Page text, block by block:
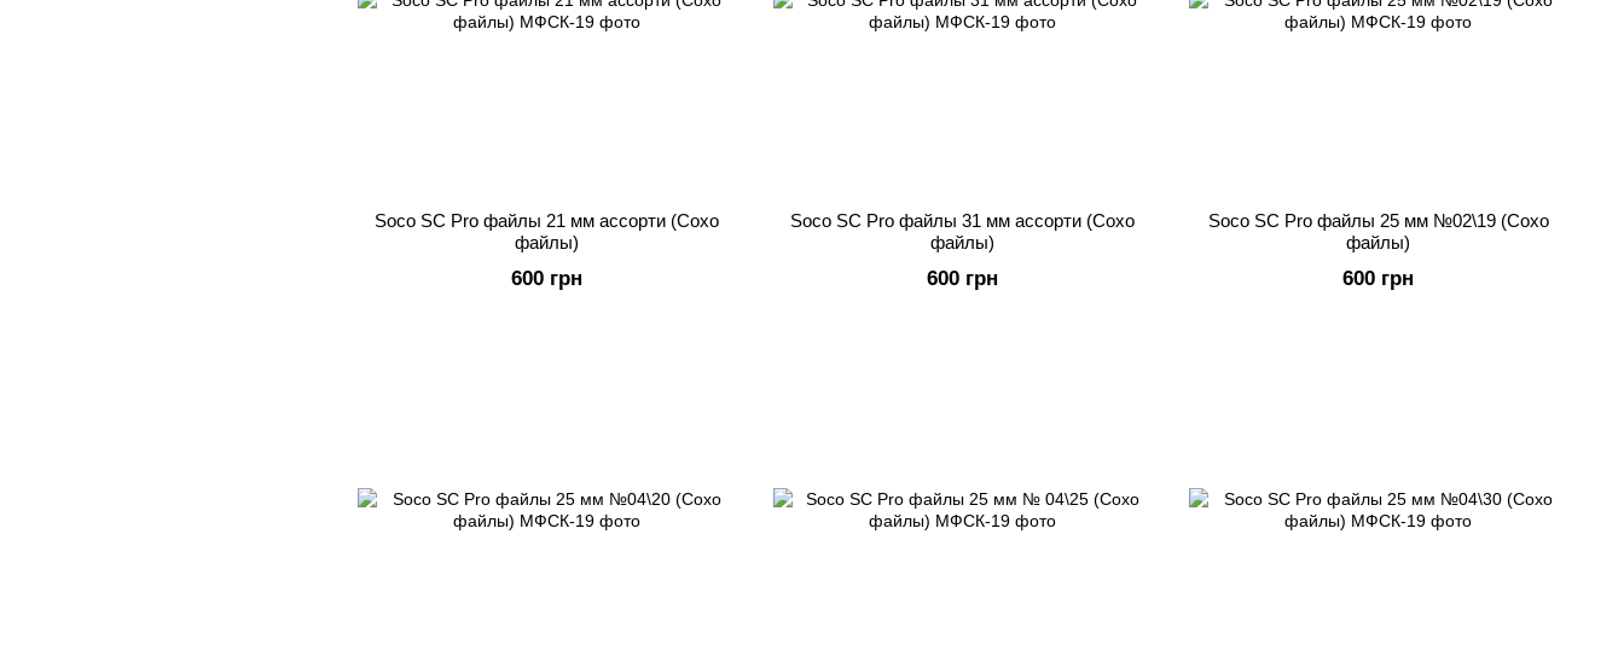
Soco SC Pro файлы 21 мм ассорти (Сохо
файлы)
600 грн
Soco SC Pro файлы 31 мм ассорти (Сохо
файлы)
600 грн
Soco SC Pro файлы 25 мм №02\19 (Сохо
файлы)
600 грн